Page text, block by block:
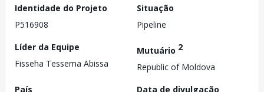
Identidade do Projeto
P516908
Situação
Pipeline
Líder da Equipe
Fisseha Tessema Abissa
Mutuário 2
Republic of Moldova
País
Data de divulgação